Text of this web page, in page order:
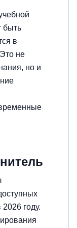
быть
в
не
но и
году.